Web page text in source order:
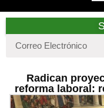
Radican
reforma laboral: